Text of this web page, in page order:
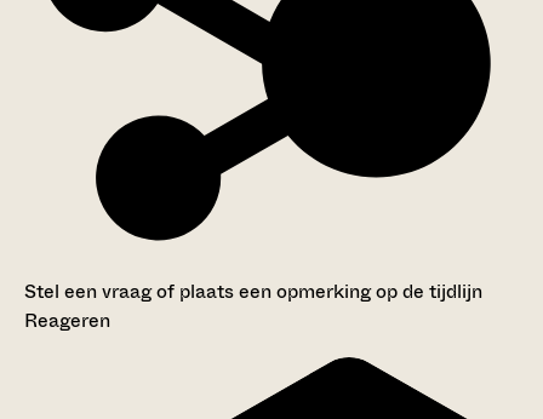
Stel een vraag of plaats een opmerking op de tijdlijn
Reageren